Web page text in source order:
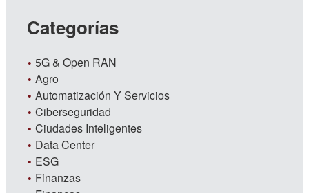
Categorías
5G & Open RAN
Agro
Automatización Y Servicios
Ciberseguridad
Ciudades Inteligentes
Data Center
ESG
Finanzas